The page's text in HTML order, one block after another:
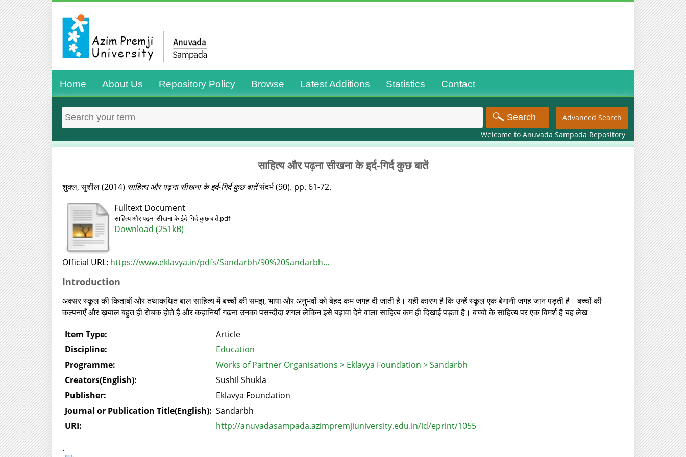
Home About Us Repository Policy Browse Latest Additions Statistics Contact
Advanced Search
Welcome to Anuvada Sampada Repository
साहित्य और पढ़ना सीखना के इर्द-गिर्द कुछ बातें
शुक्ल, सुशील(2014) साहित्य और पढ़ना सीखना के इर्द-गिर्द कुछ बातेंसंदर्भ (90). pp. 61-72.
Fulltext Document
साहित्य और पढ़ना सीखना के ईर्द-गिर्द कुछ बातें.pdf
Download (251kB)
Official URL: https://www.eklavya.in/pdfs/Sandarbh/90%20Sandarbh...
Introduction
अक्सर स्कूल की किताबों और तथाकथित बाल साहित्य में बच्चों की समझ, भाषा और अनुभवों को बेहद कम जगह दी जाती है। यही कारण है कि उन्हें स्कूल एक बेगानी जगह जान पड़ती है। बच्चों की
कल्पनाएँ और ख़याल बहुत ही रोचक होते हैं और कहानियाँ गढ़ना उनका पसन्दीदा शगल लेकिन इसे बढ़ावा देने वाला साहित्य कम ही दिखाई पड़ता है। बच्चों के साहित्य पर एक विमर्श है यह लेख।
Item Type:
Article
Discipline:
Education
Programme:
Works of Partner Organisations > Eklavya Foundation > Sandarbh
Creators(English):
Sushil Shukla
Publisher:
Eklavya Foundation
Journal or Publication Title(English): Sandarbh
URI:
http://anuvadasampada.azimpremjiuniversity.edu.in/id/eprint/1055
.